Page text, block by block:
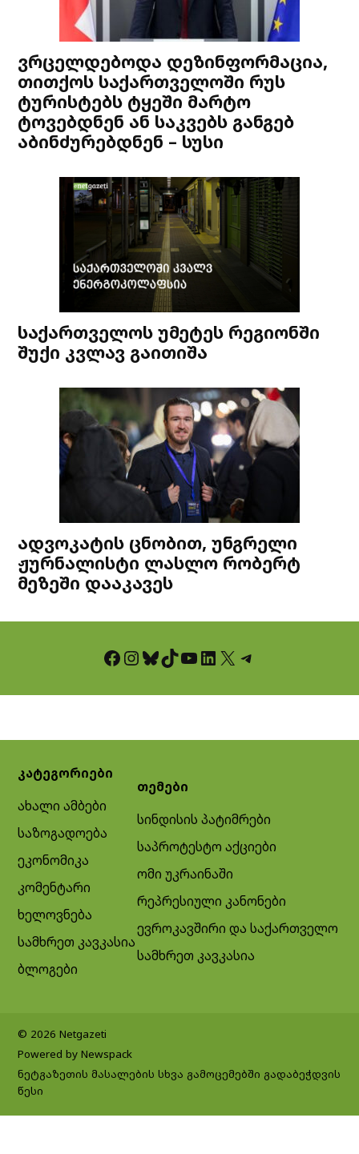
ვრცელდებოდა დეზინფორმაცია,
თითქოს საქართველოში რუს
ტურისტებს ტყეში მარტო
ტოვებდნენ ან საკვებს განგებ
აბინძურებდნენ – სუსი
საქართველოს უმეტეს რეგიონში
შუქი კვლავ გაითიშა
ადვოკატის ცნობით, უნგრელი
ჟურნალისტი ლასლო რობერტ
მეზეში დააკავეს
Facebook InstagramBluesky TikTok YouTube LinkedIn X Telegram
კატეგორიები
ახალი ამბები
საზოგადოება
ეკონომიკა
კომენტარი
ხელოვნება
სამხრეთ კავკასია
ბლოგები
თემები
სინდისის პატიმრები
საპროტესტო აქციები
ომი უკრაინაში
რეპრესიული კანონები
ევროკავშირი და საქართველო
სამხრეთ კავკასია
© 2026 Netgazeti
Powered by Newspack
ნეტგაზეთის მასალების სხვა გამოცემებში გადაბეჭდვის
წესი